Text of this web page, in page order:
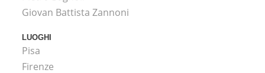
Giovan Battista Zannoni
LUOGHI
Pisa
Firenze